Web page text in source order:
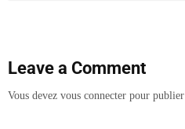
Leave a Comment
Vous devez vous connecter pour